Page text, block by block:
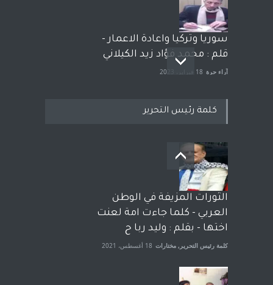
سوريا وتركيا واعادة الاعمار -
قلم : محمد فؤاد زيد الكيلاني
آراء حرة 18 فبراير، 2023
بعد معارك قضائية طاحنة كتب
وترافع فيها بنفسه مرة اخرى..
الشيخ طارق يوسف يقهر
الحكومة الأمريكية ، فأعطوه
الجنسية عن يد وهم صاغرون،
آراء حرة مختارات 7 أبريل، 2023
كلمة رئيس التحرير
الثورات المزيفة في الوطن
العربي - كلما جاءت امة لعنت
اختها - بقلم : وليد ربا ح
كلمة رئيس التحرير , مختارات 18 أغسطس، 2021